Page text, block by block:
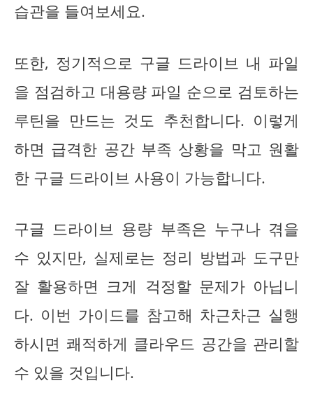
습관을 들여보세요.
또한, 정기적으로 구글 드라이브 내 파일
을 점검하고 대용량 파일 순으로 검토하는
루틴을 만드는 것도 추천합니다. 이렇게
하면 급격한 공간 부족 상황을 막고 원활
한 구글 드라이브 사용이 가능합니다.
구글 드라이브 용량 부족은 누구나 겪을
수 있지만, 실제로는 정리 방법과 도구만
잘 활용하면 크게 걱정할 문제가 아닙니
다. 이번 가이드를 참고해 차근차근 실행
하시면 쾌적하게 클라우드 공간을 관리할
수 있을 것입니다.